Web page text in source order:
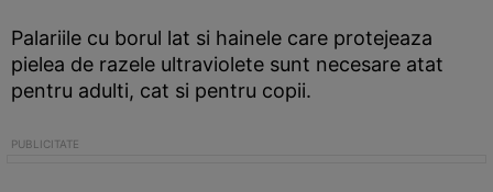
Palariile cu borul lat si hainele care protejeaza
pielea de razele ultraviolete sunt necesare atat
pentru adulti, cat si pentru copii.